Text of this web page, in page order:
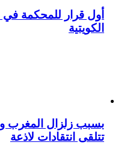
أول قرار للمحكمة
الكويتية
بسبب زلزال المغرب
تتلقى انتقادات لاذعة